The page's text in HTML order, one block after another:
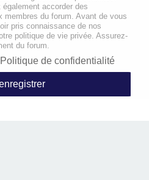
également accorder des
membres du forum. Avant de vous
pris connaissance de nos
politique de vie privée. Assurez-
du forum.
Politique de confidentialité